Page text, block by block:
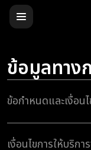
ข้อมูลทาง
ข้อกำหนดและเงื่อน
เงื่อนไขการให้บริก